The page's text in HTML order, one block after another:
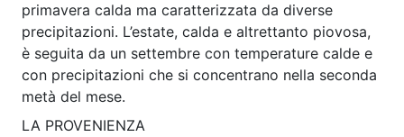
primavera calda ma caratterizzata da diverse
precipitazioni. L’estate, calda e altrettanto piovosa,
è seguita da un settembre con temperature calde e
con precipitazioni che si concentrano nella seconda
metà del mese.
LA PROVENIENZA